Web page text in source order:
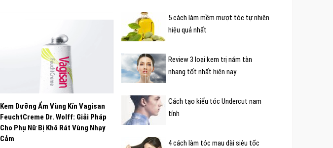
Kem Dưỡng Ẩm Vùng Kín Vagisan
FeuchtCreme Dr. Wolff: Giải Pháp
Cho Phụ Nữ Bị Khô Rát Vùng Nhạy
Cảm
5 cách làm mềm mượt tóc tự nhiên
hiệu quả nhất
Review 3 loại kem trị nám tàn
nhang tốt nhất hiện nay
Cách tạo kiểu tóc Undercut nam
tính
4 cách làm tóc mau dài siêu tốc